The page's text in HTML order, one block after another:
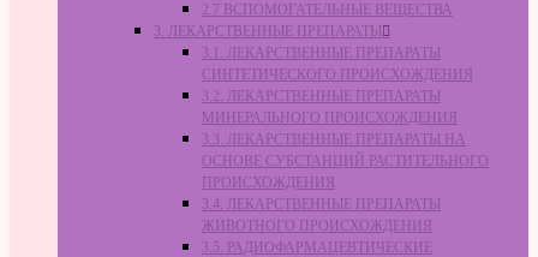
2.7 ВСПОМОГАТЕЛЬНЫЕ ВЕЩЕСТВА
3. ЛЕКАРСТВЕННЫЕ ПРЕПАРАТЫ
3.1. ЛЕКАРСТВЕННЫЕ ПРЕПАРАТЫ
СИНТЕТИЧЕСКОГО ПРОИСХОЖДЕНИЯ
3.2. ЛЕКАРСТВЕННЫЕ ПРЕПАРАТЫ
МИНЕРАЛЬНОГО ПРОИСХОЖДЕНИЯ
3.3. ЛЕКАРСТВЕННЫЕ ПРЕПАРАТЫ НА
ОСНОВЕ СУБСТАНЦИЙ РАСТИТЕЛЬНОГО
ПРОИСХОЖДЕНИЯ
3.4. ЛЕКАРСТВЕННЫЕ ПРЕПАРАТЫ
ЖИВОТНОГО ПРОИСХОЖДЕНИЯ
3.5. РАДИОФАРМАЦЕВТИЧЕСКИЕ